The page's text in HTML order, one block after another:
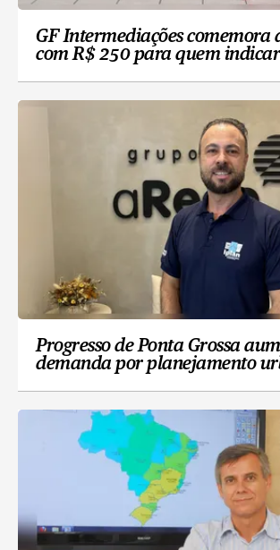
GF Intermediações comemora
com R$ 250 para quem
Progresso de Ponta Grossa
demanda por planejamento